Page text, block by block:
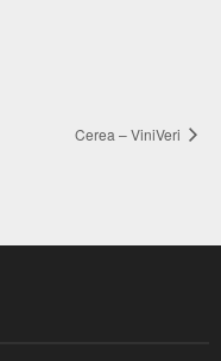
Cerea – ViniVeri